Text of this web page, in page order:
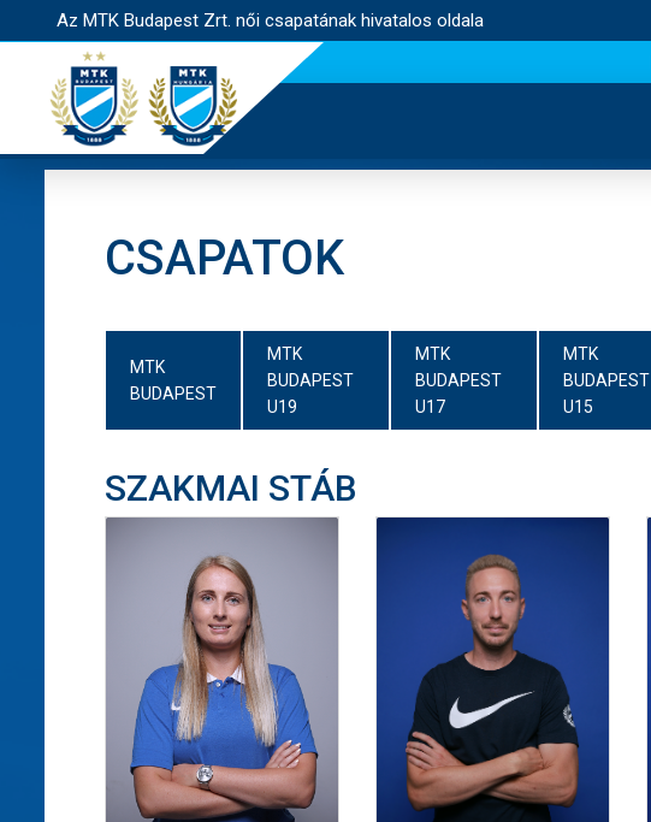
Az MTK Budapest Zrt. női csapatának hivatalos oldala
CSAPATOK
MTK
BUDAPEST
MTK
BUDAPEST
U19
MTK
BUDAPEST
U17
MTK
BUDAPEST
U15
SZAKMAI STÁB